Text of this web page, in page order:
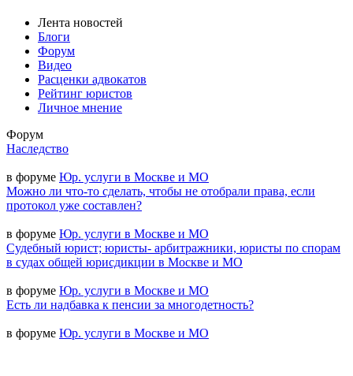
Лента новостей
Блоги
Форум
Видео
Расценки адвокатов
Рейтинг юристов
Личное мнение
Форум
Наследство
в форуме Юр. услуги в Москве и МО
Можно ли что-то сделать, чтобы не отобрали права, если
протокол уже составлен?
в форуме Юр. услуги в Москве и МО
Судебный юрист; юристы- арбитражники, юристы по спорам
в судах общей юрисдикции в Москве и МО
в форуме Юр. услуги в Москве и МО
Есть ли надбавка к пенсии за многодетность?
в форуме Юр. услуги в Москве и МО